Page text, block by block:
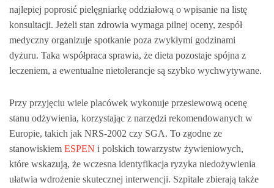
najlepiej poprosić pielęgniarkę oddziałową o wpisanie na listę
konsultacji. Jeżeli stan zdrowia wymaga pilnej oceny, zespół
medyczny organizuje spotkanie poza zwykłymi godzinami
dyżuru. Taka współpraca sprawia, że dieta pozostaje spójna z
leczeniem, a ewentualne nietolerancje są szybko wychwytywane.
Przy przyjęciu wiele placówek wykonuje przesiewową ocenę
stanu odżywienia, korzystając z narzędzi rekomendowanych w
Europie, takich jak NRS‑2002 czy SGA. To zgodne ze
stanowiskiem ESPEN i polskich towarzystw żywieniowych,
które wskazują, że wczesna identyfikacja ryzyka niedożywienia
ułatwia wdrożenie skutecznej interwencji. Szpitale zbierają także